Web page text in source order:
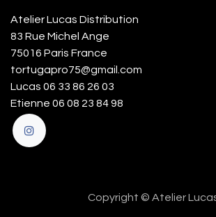
Atelier Lucas Distribution
83 Rue Michel Ange
75016 Paris France
tortugapro75@gmail.com
Lucas 06 33 86 26 03
Etienne 06 08 23 84 98
Copyright © Atelier